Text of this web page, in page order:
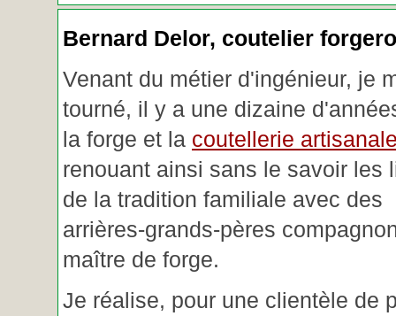
Bernard Delor, coutelier
Venant du métier d'ingénieur, je
tourné, il y a une dizaine
la forge et la coutellerie
renouant ainsi sans le savoir les
de la tradition familiale avec des
arrières-grands-pères
maître de forge.
Je réalise, pour une clientèle de